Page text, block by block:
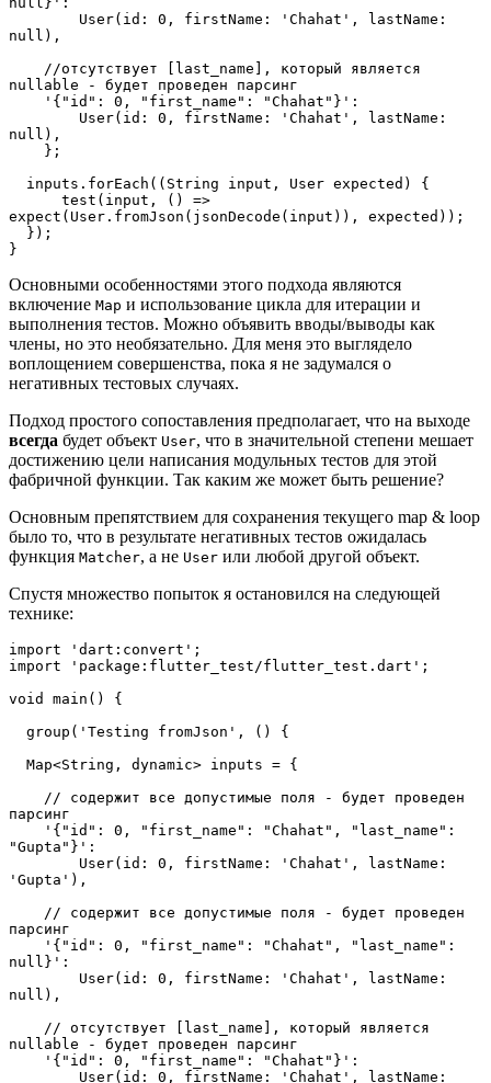
null),
nullable - будет проведен парсинг
    '{"id": 0, "first_name": "Chahat"}':
null),
    };
  inputs.forEach((String input, User expected) {
expect(User.fromJson(jsonDecode(input)), expected));
  });
}
Основными особенностями этого подхода являются
включение Map и использование цикла для итерации и
выполнения тестов. Можно объявить вводы/выводы как
члены, но это необязательно. Для меня это выглядело
воплощением совершенства, пока я не задумался о
негативных тестовых случаях.
Подход простого сопоставления предполагает, что на выходе
всегда будет объект User, что в значительной степени мешает
достижению цели написания модульных тестов для этой
фабричной функции. Так каким же может быть решение?
Основным препятствием для сохранения текущего map & loop
было то, что в результате негативных тестов ожидалась
функция Matcher, а не User или любой другой объект.
Спустя множество попыток я остановился на следующей
технике:
import 'dart:convert';
import 'package:flutter_test/flutter_test.dart';
void main() {
  group('Testing fromJson', () {
  Map<String, dynamic> inputs = {
парсинг
"Gupta"}':
'Gupta'),
парсинг
null}':
null),
nullable - будет проведен парсинг
    '{"id": 0, "first_name": "Chahat"}':